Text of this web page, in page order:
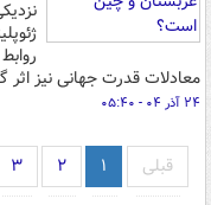
معادلات قدرت جهانی نیز
۲۴ آذر ۰۴ - ۰۵:۴۰
قبلی ۱ ۲ ۳